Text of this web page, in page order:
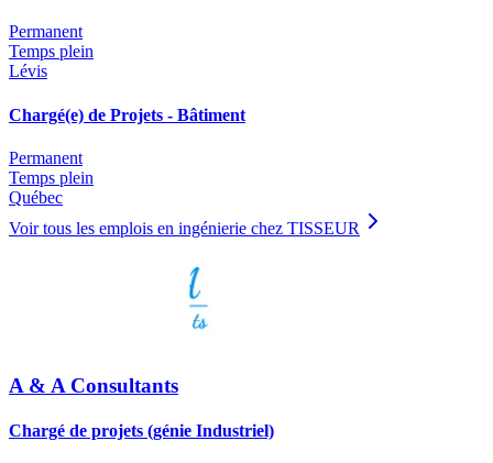
Permanent
Temps plein
Lévis
Chargé(e) de Projets - Bâtiment
Permanent
Temps plein
Québec
Voir tous les emplois en ingénierie chez TISSEUR
A & A Consultants
Chargé de projets (génie Industriel)